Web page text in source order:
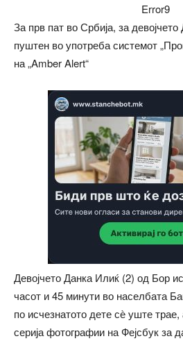
Error9
За прв пат во Србија, за
пуштен во употреба системот
на „Amber Alert“
Девојчето Данка Илиќ (2) од Бор
часот и 45 минути во населбата
по исчезнатото дете сѐ уште трае,
серија фотографии на Фејсбук за